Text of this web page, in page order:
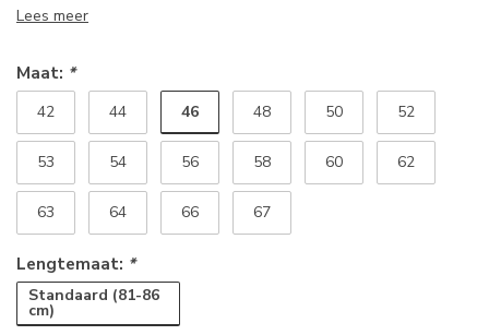
Lees meer
Maat: *
42 44 46 48 50 52
53 54 56 58 60 62
63 64 66 67
Lengtemaat: *
Standaard (81-86
cm)